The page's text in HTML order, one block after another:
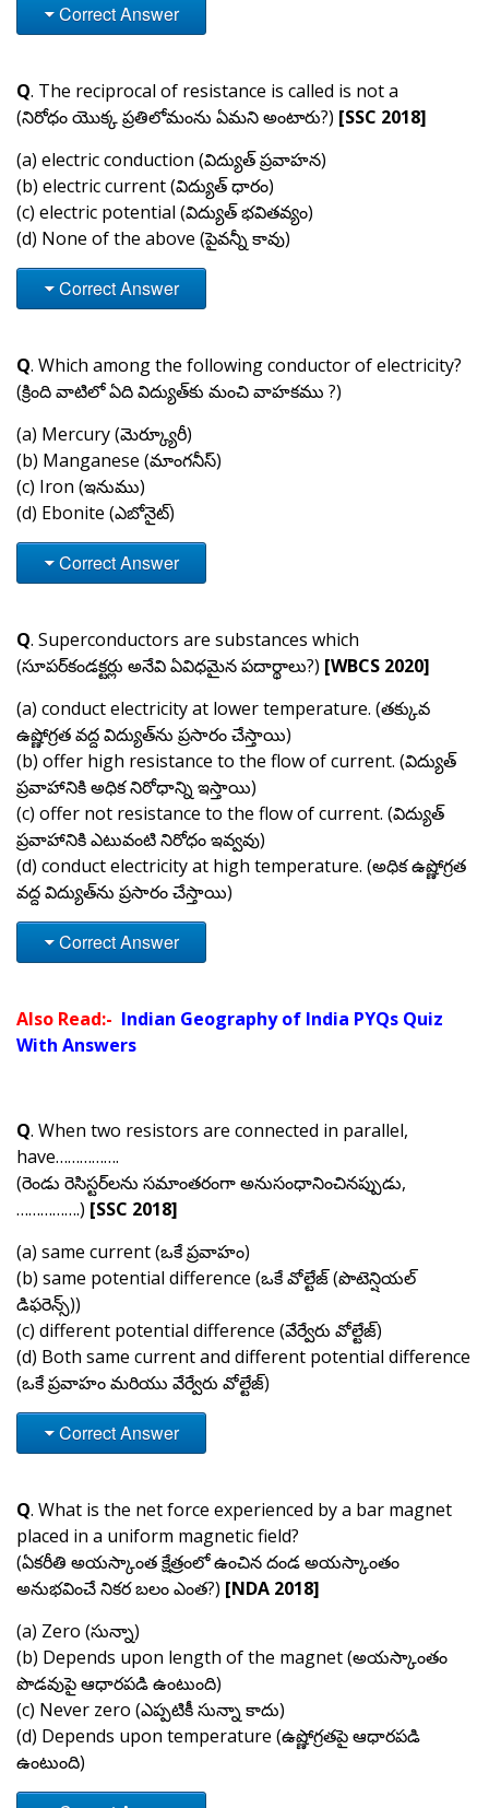
Correct Answer
Q. The reciprocal of resistance is called is not a
(నిరోధం యొక్క ప్రతిలోమంను ఏమని అంటారు?) [SSC 2018]
(a) electric conduction (విద్యుత్ ప్రవాహన)
(b) electric current (విద్యుత్ ధారం)
(c) electric potential (విద్యుత్ భవితవ్యం)
(d) None of the above (పైవన్నీ కావు)
Correct Answer
Q. Which among the following conductor of electricity?
(క్రింది వాటిలో ఏది విద్యుత్‌కు మంచి వాహకము ?)
(a) Mercury (మెర్క్యూరీ)
(b) Manganese (మాంగనీస్)
(c) Iron (ఇనుము)
(d) Ebonite (ఎబోనైట్)
Correct Answer
Q. Superconductors are substances which
(సూపర్‌కండక్టర్లు అనేవి ఏవిధమైన పదార్థాలు?) [WBCS 2020]
(a) conduct electricity at lower temperature. (తక్కువ
ఉష్ణోగ్రత వద్ద విద్యుత్‌ను ప్రసారం చేస్తాయి)
(b) offer high resistance to the flow of current. (విద్యుత్
ప్రవాహానికి అధిక నిరోధాన్ని ఇస్తాయి)
(c) offer not resistance to the flow of current. (విద్యుత్
ప్రవాహానికి ఎటువంటి నిరోధం ఇవ్వవు)
(d) conduct electricity at high temperature. (అధిక ఉష్ణోగ్రత
వద్ద విద్యుత్‌ను ప్రసారం చేస్తాయి)
Correct Answer
Also Read:- Indian Geography of India PYQs Quiz
With Answers
Q. When two resistors are connected in parallel,
have…………….
(రెండు రెసిస్టర్‌లను సమాంతరంగా అనుసంధానించినప్పుడు,
…………….) [SSC 2018]
(a) same current (ఒకే ప్రవాహం)
(b) same potential difference (ఒకే వోల్టేజ్ (పొటెన్షియల్
డిఫరెన్స్))
(c) different potential difference (వేర్వేరు వోల్టేజ్)
(d) Both same current and different potential difference
(ఒకే ప్రవాహం మరియు వేర్వేరు వోల్టేజ్)
Correct Answer
Q. What is the net force experienced by a bar magnet
placed in a uniform magnetic field?
(ఏకరీతి అయస్కాంత క్షేత్రంలో ఉంచిన దండ అయస్కాంతం
అనుభవించే నికర బలం ఎంత?) [NDA 2018]
(a) Zero (సున్నా)
(b) Depends upon length of the magnet (అయస్కాంతం
పొడవుపై ఆధారపడి ఉంటుంది)
(c) Never zero (ఎప్పటికీ సున్నా కాదు)
(d) Depends upon temperature (ఉష్ణోగ్రతపై ఆధారపడి
ఉంటుంది)